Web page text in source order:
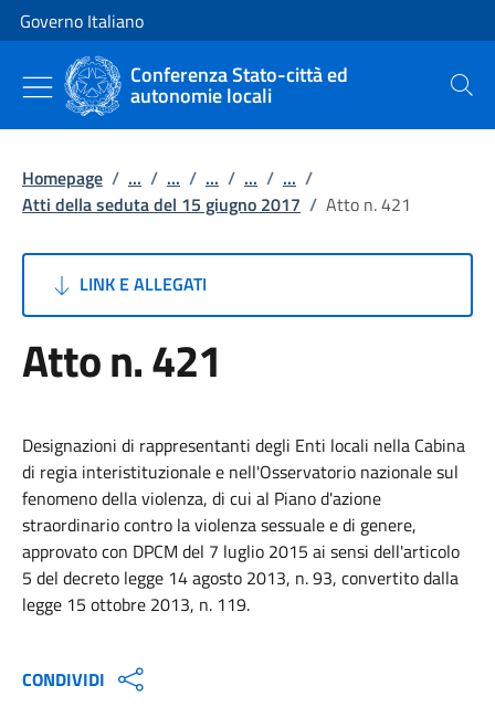
Vai al contenuto
Vai alla navigazione del sito
Governo Italiano
Conferenza Stato-città ed
autonomie locali Cerca
Homepage / ... / ... / ... / ... / ... /
Atti della seduta del 15 giugno 2017 / Atto n. 421
LINK E ALLEGATI
Atto n. 421
Designazioni di rappresentanti degli Enti locali nella Cabina
di regia interistituzionale e nell'Osservatorio nazionale sul
fenomeno della violenza, di cui al Piano d'azione
straordinario contro la violenza sessuale e di genere,
approvato con DPCM del 7 luglio 2015 ai sensi dell'articolo
5 del decreto legge 14 agosto 2013, n. 93, convertito dalla
legge 15 ottobre 2013, n. 119.
CONDIVIDI